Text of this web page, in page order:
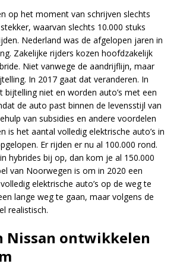
op het moment van schrijven slechts
waarvan slechts 10.000 stuks
Nederland was de afgelopen jaren in
Zakelijke rijders kozen hoofdzakelijk
Niet vanwege de aandrijflijn, maar
In 2017 gaat dat veranderen. In
bijtelling niet en worden auto’s met een
de auto past binnen de levensstijl van
van subsidies en andere voordelen
is het aantal volledig elektrische auto’s in
Er rijden er nu al 100.000 rond.
hybrides bij op, dan kom je al 150.000
van Noorwegen is om in 2020 een
elektrische auto’s op de weg te
lange weg te gaan, maar volgens de
realistisch.
Nissan ontwikkelen